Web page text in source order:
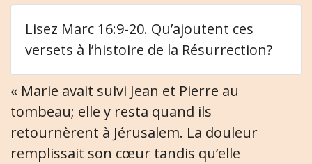
Lisez Marc 16:9-20. Qu’ajoutent ces
versets à l’histoire de la Résurrection?
« Marie avait suivi Jean et Pierre au
tombeau; elle y resta quand ils
retournèrent à Jérusalem. La douleur
remplissait son cœur tandis qu’elle